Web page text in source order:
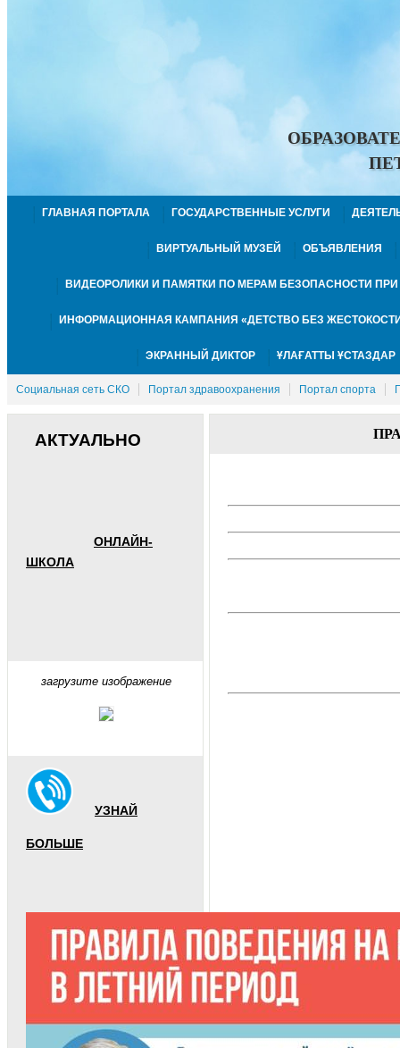
ГЛАВНАЯ ПОРТАЛА ГОСУДАРСТВЕННЫЕ УСЛУГИ
ВИРТУАЛЬНЫЙ МУЗЕЙ ОБЪЯВЛЕНИЯ
ВИДЕОРОЛИКИ И ПАМЯТКИ ПО МЕРАМ БЕЗОПАСНОСТИ
ИНФОРМАЦИОННАЯ КАМПАНИЯ «ДЕТСТВО БЕЗ
ЭКРАННЫЙ ДИКТОР ҰЛАҒАТТЫ ҰСТАЗДАР
Социальная сеть СКО Портал здравоохранения Портал спорта
АКТУАЛЬНО
ОНЛАЙН-
ШКОЛА
загрузите изображение
УЗНАЙ
БОЛЬШЕ